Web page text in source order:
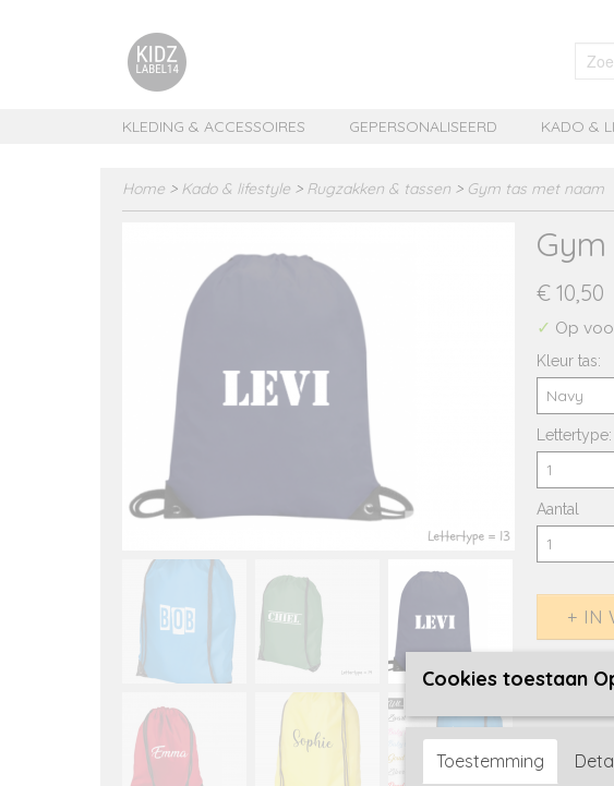
KLEDING & ACCESSOIRES GEPERSONALISEERD KADO &
Home > Kado & lifestyle > Rugzakken & tassen > Gym tas met naam
€ 10,50
✓ Op
Kleur tas:
Lettertype:
Aantal
IN
Rugzakje
Cookies toestaan
Toestemming